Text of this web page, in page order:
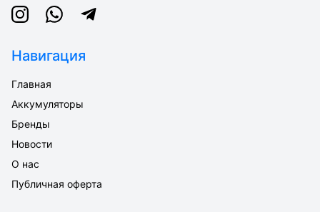
InstagramWhatsappTelegram
Навигация
Главная
Аккумуляторы
Бренды
Новости
О нас
Публичная оферта